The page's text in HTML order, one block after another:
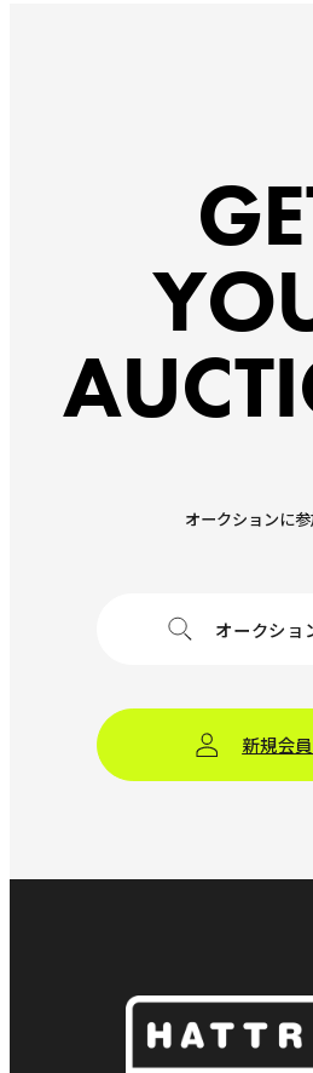
オークションに
オークショ
新規会